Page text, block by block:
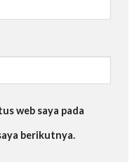
web saya pada
berikutnya.